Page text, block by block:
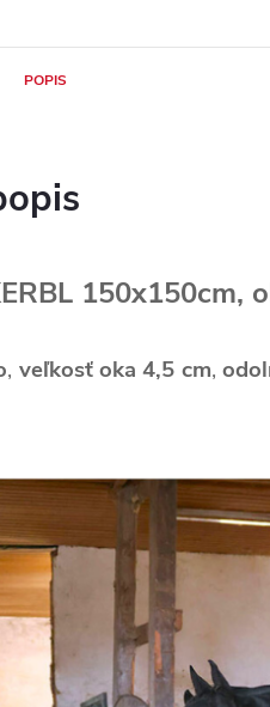
POPIS
150x150cm,
, veľkosť oka 4,5 cm,